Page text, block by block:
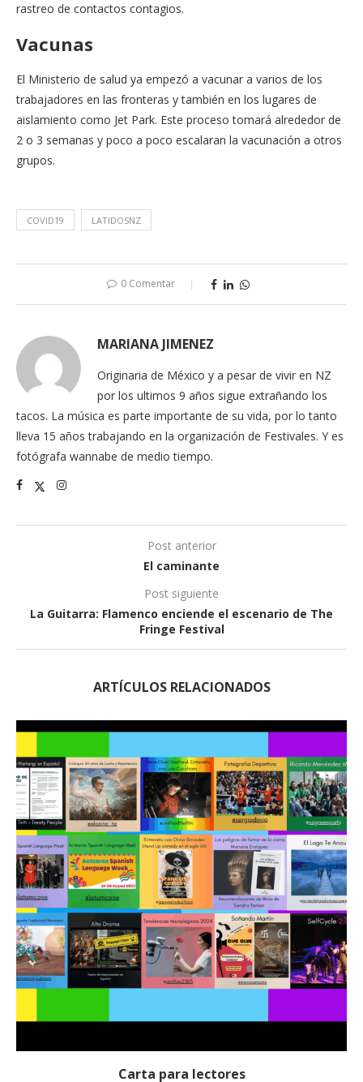
rastreo de contactos contagios.
Vacunas
El Ministerio de salud ya empezó a vacunar a varios de los
trabajadores en las fronteras y también en los lugares de
aislamiento como Jet Park. Este proceso tomará alrededor de
2 o 3 semanas y poco a poco escalaran la vacunación a otros
grupos.
COVID19 LATIDOSNZ
0 Comentar
MARIANA JIMENEZ
Originaria de México y a pesar de vivir en NZ
por los ultimos 9 años sigue extrañando los
tacos. La música es parte importante de su vida, por lo tanto
lleva 15 años trabajando en la organización de Festivales. Y es
fotógrafa wannabe de medio tiempo.
Post anterior
El caminante
Post siguiente
La Guitarra: Flamenco enciende el escenario de The
Fringe Festival
ARTÍCULOS RELACIONADOS
Carta para lectores